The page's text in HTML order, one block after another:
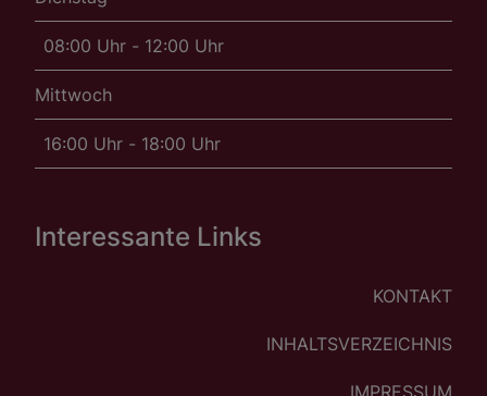
08:00 Uhr - 12:00 Uhr
Mittwoch
16:00 Uhr - 18:00 Uhr
Interessante Links
KONTAKT
INHALTSVERZEICHNIS
IMPRESSUM